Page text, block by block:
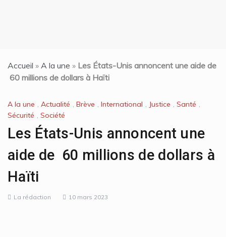
Accueil » A la une » Les États-Unis annoncent une aide de
60 millions de dollars à Haïti
A la une , Actualité , Brève , International , Justice , Santé ,
Sécurité , Société
Les États-Unis annoncent une
aide de 60 millions de dollars à
Haïti
La rédaction 10 mars 2023